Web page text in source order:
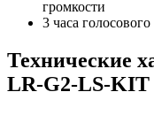
громкости
3 часа
Технические
LR-G2-LS-KIT